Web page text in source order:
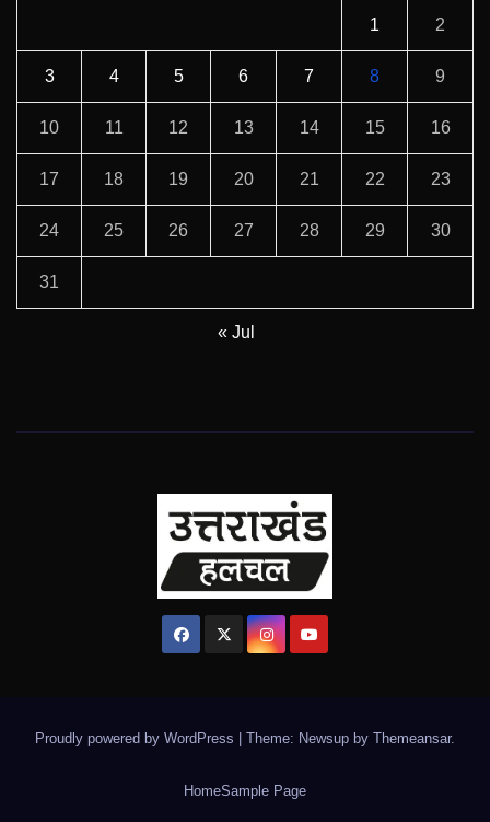
1 2
3 4 5 6 7 8 9
10 11 12 13 14 15 16
17 18 19 20 21 22 23
24 25 26 27 28 29 30
31
« Jul
Proudly powered by WordPress Theme: Newsup by Themeansar.
HomeSample Page